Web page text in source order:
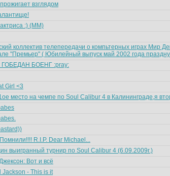
взглядом
:) (ММ)
коллектив телепередачи о компьтерных играх Мир
"Премьер" ( Юбилейный выпуск май 2002 года
ГОБЕДАН БОЕНГ :pray:
Girl <3
место на чемпе по Soul Calibur 4 в Калининграде,я
R.I.P. Dear Michael...
выигранный турнир по Soul Calibur 4 (6.09.2009г.)
Вот и всё
Jackson - This is it